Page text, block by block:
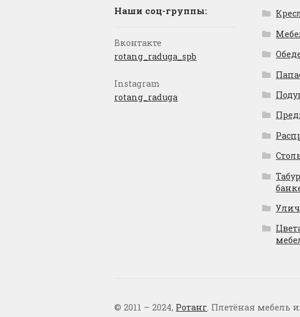
Наши соц-группы:
Вконтакте
rotang_raduga_spb
Instagram
rotang_raduga
© 2011 – 2024, Ротанг. Плетёная мебель